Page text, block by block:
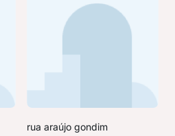
rua araújo gondim